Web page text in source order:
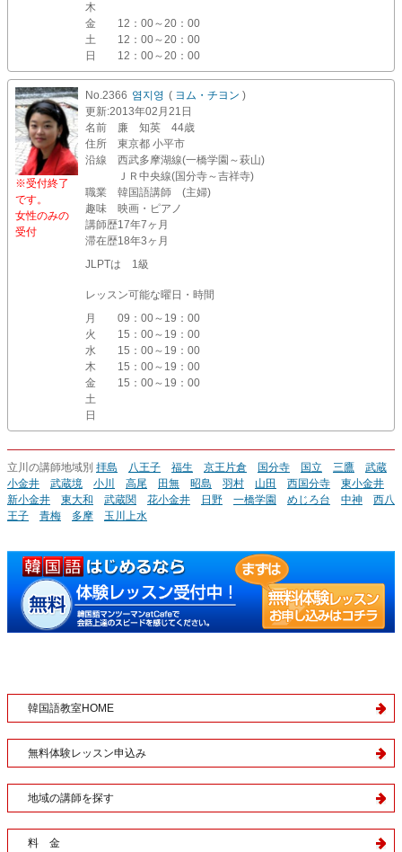
木
金
12：00～20：00
土
12：00～20：00
日
12：00～20：00
※受付終了
です。
女性のみの
受付
No.2366 염지영 ( ヨム・チヨン )
更新:2013年02月21日
名前
廉 知英 44歳
住所
東京都 小平市
沿線
西武多摩湖線(一橋学園～萩山)
ＪＲ中央線(国分寺～吉祥寺)
職業
韓国語講師 (主婦)
趣味
映画・ピアノ
講師歴17年7ヶ月
滞在歴18年3ヶ月
JLPTは 1級
レッスン可能な曜日・時間
月
09：00～19：00
火
15：00～19：00
水
15：00～19：00
木
15：00～19：00
金
15：00～19：00
土
日
立川の講師地域別 拝島 八王子 福生 京王片倉 国分寺 国立 三鷹
武蔵
小金井
武蔵境 小川 高尾 田無 昭島 羽村 山田 西国分寺
東小金井
新小金井
東大和 武蔵関 花小金井 日野 一橋学園 めじろ台 中神
西八
王子
青梅 多摩 玉川上水
韓国語教室HOME
無料体験レッスン申込み
地域の講師を探す
料 金